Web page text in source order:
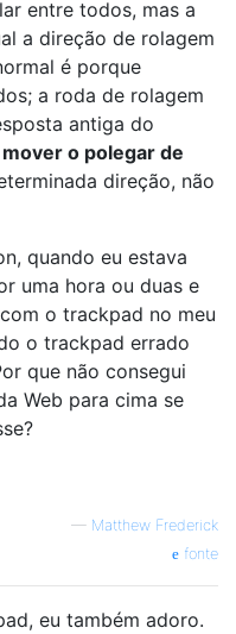
entre todos, mas a
a direção de rolagem
é porque
a roda de rolagem
antiga do
mover o polegar de
direção, não
quando eu estava
uma hora ou duas e
o trackpad no meu
o trackpad errado
que não consegui
Web para cima se
— Matthew Frederick
fonte
eu também adoro.